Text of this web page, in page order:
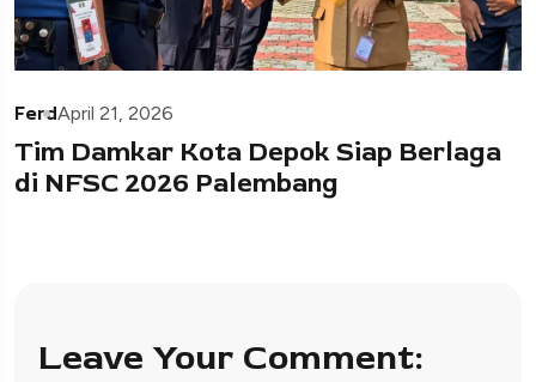
FerdApril 21, 2026
Tim Damkar Kota Depok Siap Berlaga
di NFSC 2026 Palembang
Leave Your Comment: